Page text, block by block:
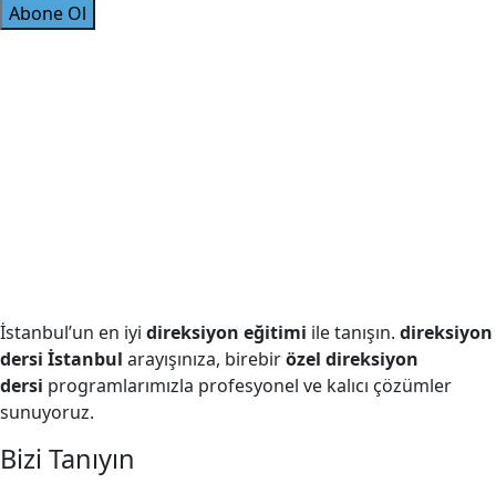
Abone Ol
İstanbul’un en iyi direksiyon eğitimi ile tanışın. direksiyon
dersi İstanbul arayışınıza, birebirözel direksiyon
dersi programlarımızla profesyonel ve kalıcı çözümler
sunuyoruz.
Bizi Tanıyın